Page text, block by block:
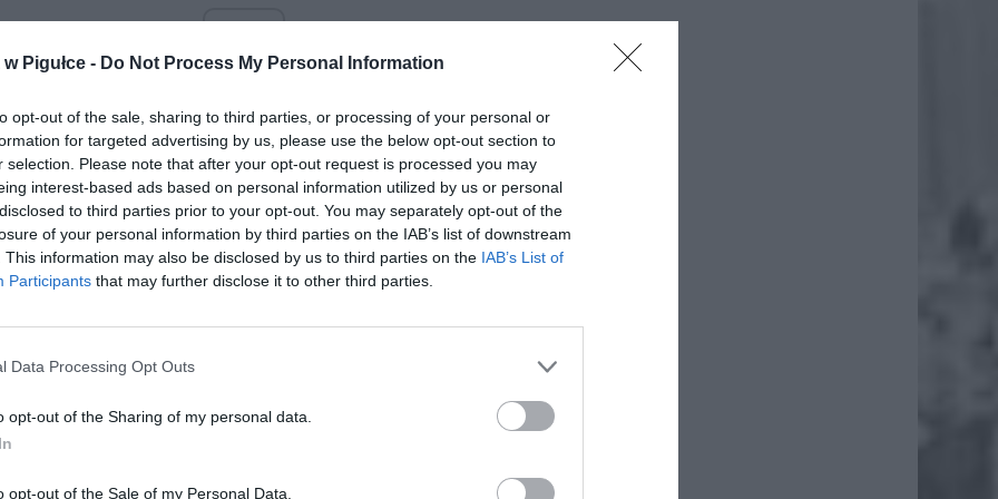
Pigułce - Do Not Process My Personal Information
opt-out of the sale, sharing to third parties, or processing of your personal or
for targeted advertising by us, please use the below opt-out section to
selection. Please note that after your opt-out request is processed you may
interest-based ads based on personal information utilized by us or personal
to third parties prior to your opt-out. You may separately opt-out of the
of your personal information by third parties on the IAB’s list of downstream
This information may also be disclosed by us to third parties on the IAB’s List of
Participants that may further disclose it to other third parties.
Data Processing Opt Outs
opt-out of the Sharing of my personal data.
opt-out of the Sale of my Personal Data.
ad
nas do preferowanych źródeł w Google Dodaj